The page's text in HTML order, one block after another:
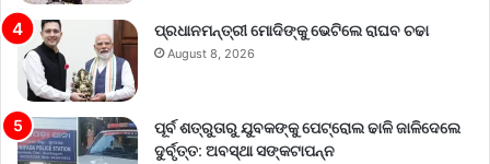
ପ୍ରଧାନମନ୍ତ୍ରୀ ମୋଦିଙ୍କୁ ଭେଟିଲେ ରାଘବ ଚଢା
August 8, 2026
ପୂର୍ବ ଶତ୍ରୁତାରୁ ଯୁବକଙ୍କୁ ପେଟ୍ରୋଲ ଢାଳି ଜାଳିଦେଲେ
ଦୁର୍ବୃତ୍ତ: ଅବସ୍ଥା ସଙ୍କଟାପନ୍ନ